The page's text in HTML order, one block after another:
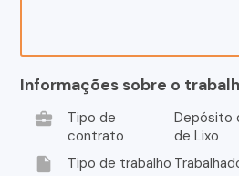
Informações sobre o
business_center
Tipo de
contrato
Depósito
de Lixo
insert_drive_file Tipo de trabalho